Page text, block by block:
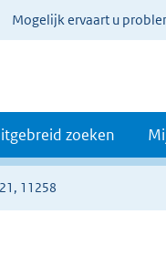
Mogelijk ervaart u
zoeken
11258